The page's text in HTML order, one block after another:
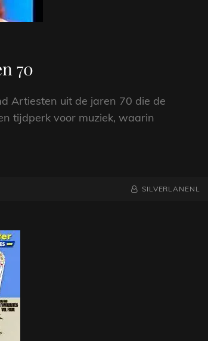
70
Artiesten uit de jaren 70 die de
tijdperk voor muziek, waarin
NAAMREGEL
BYLINE
SILVERLANENL